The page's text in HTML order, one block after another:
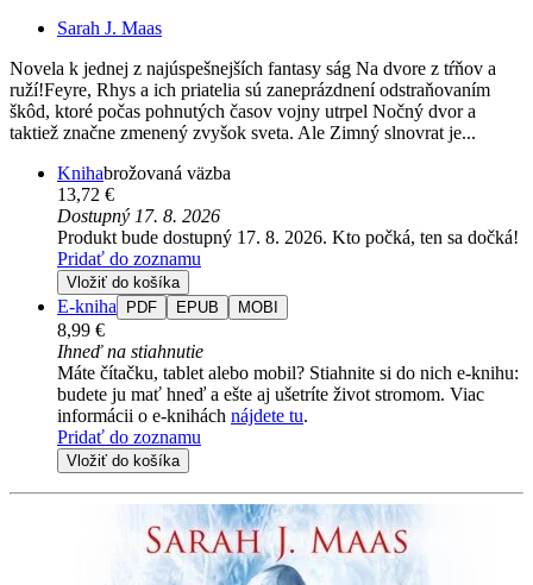
Sarah J. Maas
Novela k jednej z najúspešnejších fantasy ság Na dvore z tŕňov a
ruží!Feyre, Rhys a ich priatelia sú zaneprázdnení odstraňovaním
škôd, ktoré počas pohnutých časov vojny utrpel Nočný dvor a
taktiež značne zmenený zvyšok sveta. Ale Zimný slnovrat je...
Knihabrožovaná väzba
13,72 €
Dostupný 17. 8. 2026
Produkt bude dostupný 17. 8. 2026. Kto počká, ten sa dočká!
Pridať do zoznamu
Vložiť do košíka
E-kniha PDF EPUB MOBI
8,99 €
Ihneď na stiahnutie
Máte čítačku, tablet alebo mobil? Stiahnite si do nich e-knihu:
budete ju mať hneď a ešte aj ušetríte život stromom. Viac
informácii o e-knihách nájdete tu.
Pridať do zoznamu
Vložiť do košíka